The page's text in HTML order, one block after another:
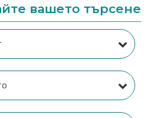
вашето търсене